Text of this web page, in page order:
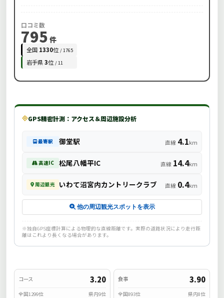
口コミ数
795件
全国 1330位 / 1765
岩手県3位 / 11
GPS精密計測：アクセス＆周辺施設分析
最寄駅 御堂駅 直線 4.1km
高速IC 松尾八幡平IC 直線 14.4km
周辺観光 いわて沼宮内カントリークラブ 直線 0.4km
他の周辺観光スポットを表示
※独自GPS座標計算による物理的な直線距離です。実際の道路状況により走行距
離はこれより長くなる場合があります。
コース 3.20
全国1299位 県内9位
食事 3.90
全国893位 県内8位